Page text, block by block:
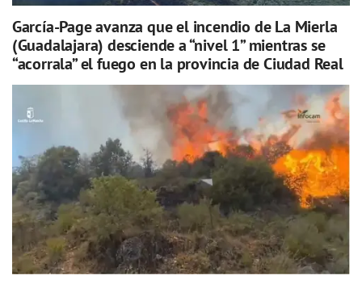
García-Page avanza que el incendio de La Mierla
(Guadalajara) desciende a “nivel 1” mientras se
“acorrala” el fuego en la provincia de Ciudad Real